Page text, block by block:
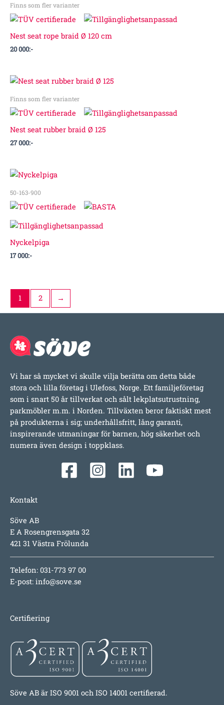
Finns som fler varianter
Nest seat rope braid Ø 120 cm
20 000:-
Finns som fler varianter
Nest seat rubber braid Ø 125
27 000:-
50-163-900
Nyckelpiga
17 000:-
1 2 →
Vi har så mycket vi skulle vilja berätta om detta både
stora och lilla företag i Ulefoss, Norge. Ett familjeföretag
som i snart 50 år tillverkat och sålt lekplatsutrustning,
parkmöbler m.m. i Norden. Tillväxten beror faktiskt mest
på produkterna i sig; underhållsfritt, lång garanti,
inspirerande utmaningar för barnen, hög säkerhet och
numera även design i toppklass.
Kontakt
Söve AB
E A Rosengrensgata 32
421 31 Västra Frölunda
Telefon: 031-773 97 00
E-post: info@sove.se
Certifiering
Söve AB är ISO 9001 och ISO 14001 certifierad.